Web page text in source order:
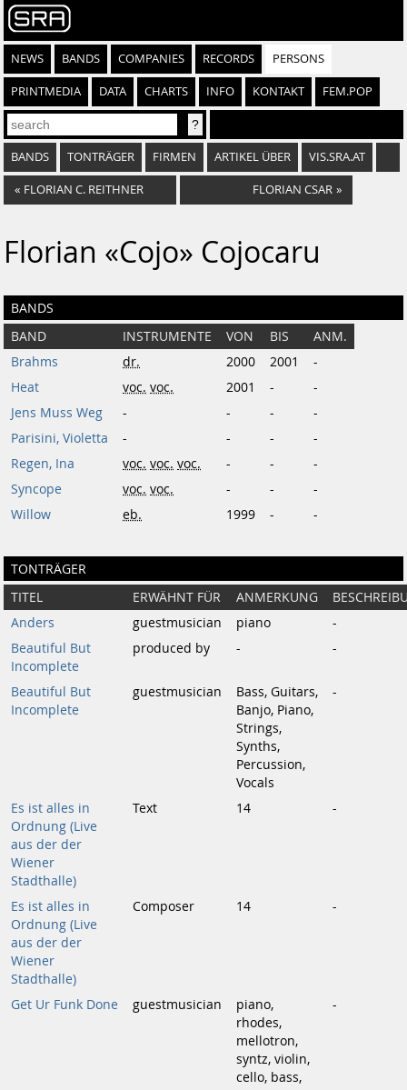
NEWS BANDS COMPANIES RECORDS PERSONS
PRINTMEDIA DATA CHARTS INFO KONTAKT FEM.POP
BANDS TONTRÄGER FIRMEN ARTIKEL ÜBER VIS.SRA.AT
« FLORIAN C. REITHNER FLORIAN CSAR »
Florian «Cojo» Cojocaru
BANDS
BAND INSTRUMENTE VON BIS
ANM.
Brahms
dr. 2000 2001
-
Heat
voc. voc. 2001 -
-
Jens Muss Weg
- - -
-
Parisini, Violetta
- - -
-
Regen, Ina
voc. voc. voc. - -
-
Syncope
voc. voc. - -
-
Willow
eb. 1999 - -
TONTRÄGER
TITEL ERWÄHNT FÜR ANMERKUNG
Anders
guestmusician piano
-
Beautiful But
Incomplete
produced by - -
Beautiful But
Incomplete
guestmusician
Bass, Guitars,
Banjo, Piano,
Strings,
Synths,
Percussion,
Vocals
-
Es ist alles in
Ordnung (Live
aus der der
Wiener
Stadthalle)
Text 14 -
Es ist alles in
Ordnung (Live
aus der der
Wiener
Stadthalle)
Composer 14 -
Get Ur Funk Done guestmusician
piano,
rhodes,
mellotron,
syntz, violin,
cello, bass,
-